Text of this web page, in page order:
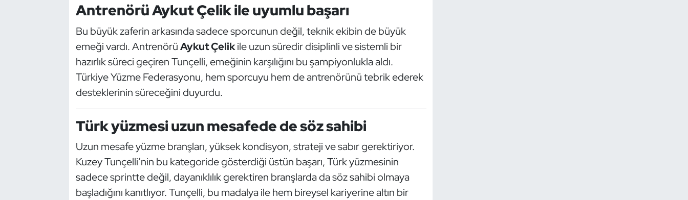
Antrenörü Aykut Çelik ile uyumlu başarı
Bu büyük zaferin arkasında sadece sporcunun değil, teknik ekibin de büyük
emeği vardı. AntrenörüAykut Çelikile uzun süredir disiplinli ve sistemli bir
hazırlık süreci geçiren Tunçelli, emeğinin karşılığını bu şampiyonlukla aldı.
Türkiye Yüzme Federasyonu, hem sporcuyu hem de antrenörünü tebrik ederek
desteklerinin süreceğini duyurdu.
Türk yüzmesi uzun mesafede de söz sahibi
Uzun mesafe yüzme branşları, yüksek kondisyon, strateji ve sabır gerektiriyor.
Kuzey Tunçelli’nin bu kategoride gösterdiği üstün başarı, Türk yüzmesinin
sadece sprintte değil, dayanıklılık gerektiren branşlarda da söz sahibi olmaya
başladığını kanıtlıyor. Tunçelli, bu madalya ile hem bireysel kariyerine altın bir
Modern Pentatlon
Motor Sporları